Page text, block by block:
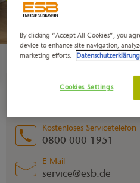
Sie haben Fragen rund
Kostenloses Servicetelefon
0800 000 1951
E-Mail
service@esb.de
By clicking “Accept All Cookies”, you
device to enhance site navigation,
marketing efforts.
Datenschutzerklärung
Cookies Settings